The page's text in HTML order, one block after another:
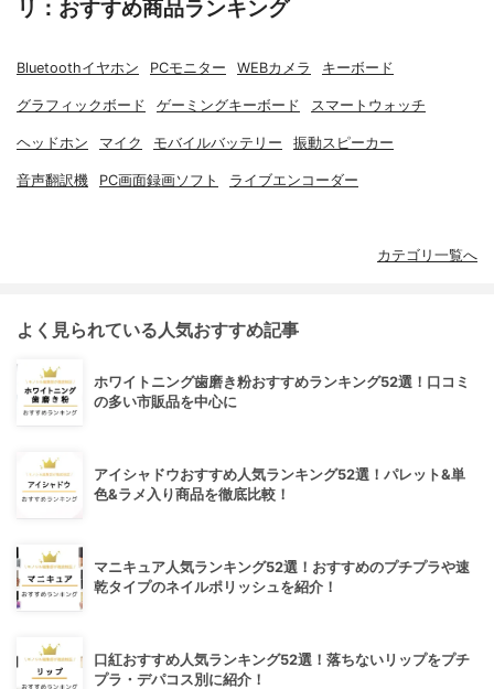
リ：おすすめ商品ランキング
Bluetoothイヤホン PCモニター WEBカメラ キーボード
グラフィックボード ゲーミングキーボード スマートウォッチ
ヘッドホン マイク モバイルバッテリー 振動スピーカー
音声翻訳機 PC画面録画ソフト ライブエンコーダー
カテゴリ一覧へ
よく見られている人気おすすめ記事
ホワイトニング歯磨き粉おすすめランキング52選！口コミ
の多い市販品を中心に
アイシャドウおすすめ人気ランキング52選！パレット&単
色&ラメ入り商品を徹底比較！
マニキュア人気ランキング52選！おすすめのプチプラや速
乾タイプのネイルポリッシュを紹介！
口紅おすすめ人気ランキング52選！落ちないリップをプチ
プラ・デパコス別に紹介！